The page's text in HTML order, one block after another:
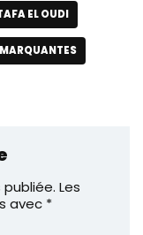
EL OUDI
Les
avec *